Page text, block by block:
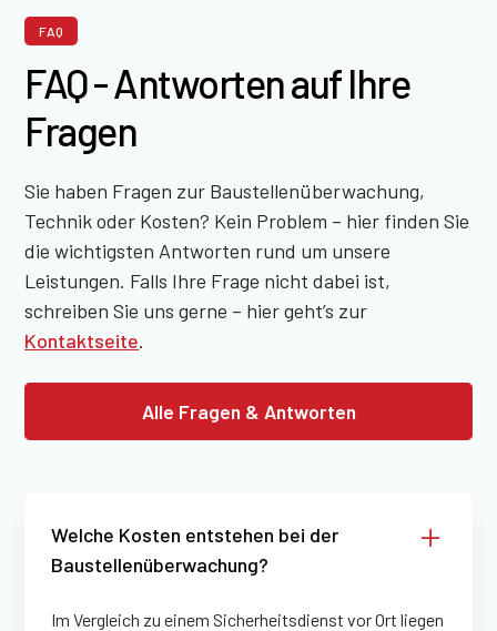
FAQ
FAQ - Antworten auf Ihre
Fragen
Sie haben Fragen zur Baustellenüberwachung,
Technik oder Kosten? Kein Problem – hier finden Sie
die wichtigsten Antworten rund um unsere
Leistungen. Falls Ihre Frage nicht dabei ist,
schreiben Sie uns gerne – hier geht’s zur
Kontaktseite.
Alle Fragen & Antworten
Welche Kosten entstehen bei der
Baustellenüberwachung?
Im Vergleich zu einem Sicherheitsdienst vor Ort liegen